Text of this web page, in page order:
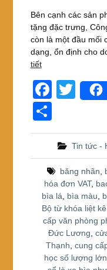
Bên cạnh các sản
tặng đặc trưng,
còn là một đầu mối
dạng, ổn định cho
tiết
F
a
c
e
b
o
o
k
T
er
S
h
ar
e
Tin tức -
băng nhãn
hóa đơn VAT,
bìa lá
bìa màu
Bộ từ khóa liệt
cấp văn phòng
Đức Lương
Thạnh cung
học số lượng lớn